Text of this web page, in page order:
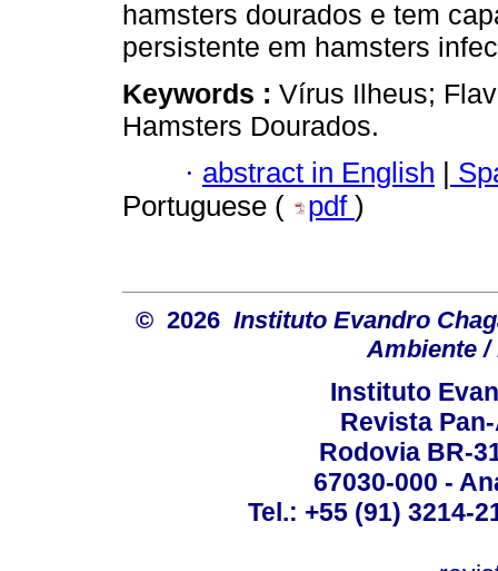
hamsters dourados e tem
persistente em hamsters
Keywords : Vírus Ilheus;
Hamsters Dourados.
· abstract in English
Portuguese (
pdf )
© 2026 Instituto Evandro
Ambiente /
Instituto
Revista
Rodovia BR-
67030-000 -
Tel.: +55 (91) 3214-